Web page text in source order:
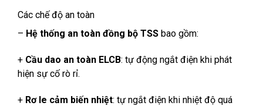
Các chế độ an toàn
– Hệ thống an toàn đồng bộ TSS bao gồm:
+ Cầu dao an toàn ELCB: tự động ngắt điện khi phát
hiện sự cố rò rỉ.
+ Rơ le cảm biến nhiệt: tự ngắt điện khi nhiệt độ quá